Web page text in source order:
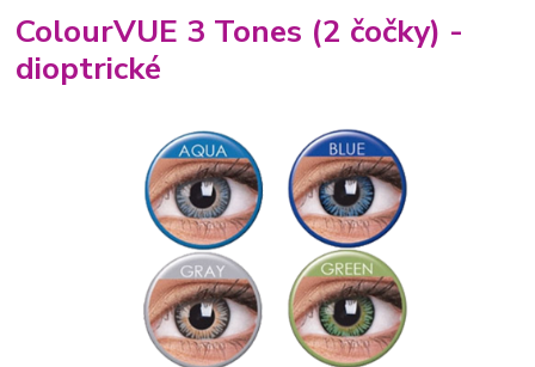
ColourVUE 3 Tones (2 čočky) -
dioptrické